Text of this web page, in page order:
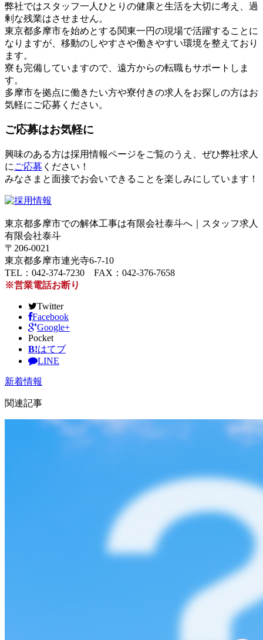
弊社ではスタッフ一人ひとりの健康と生活を大切に考え、過
剰な残業はさせません。
東京都多摩市を始めとする関東一円の現場で活躍することに
なりますが、移動のしやすさや働きやすい環境を整えており
ます。
寮も完備していますので、遠方からの転職もサポートしま
す。
多摩市を拠点に働きたい方や寮付きの求人をお探しの方はお
気軽にご応募ください。
ご応募はお気軽に
興味のある方は採用情報ページをご覧のうえ、ぜひ弊社求人
に ご応募 ください！
みなさまと面接でお会いできることを楽しみにしています！
東京都多摩市での解体工事は有限会社泰斗へ｜スタッフ求人
有限会社泰斗
〒206-0021
東京都多摩市連光寺6-7-10
TEL：042-374-7230 FAX：042-376-7658
※営業電話お断り
Twitter
Facebook
Google+
Pocket
B!はてブ
LINE
新着情報
関連記事